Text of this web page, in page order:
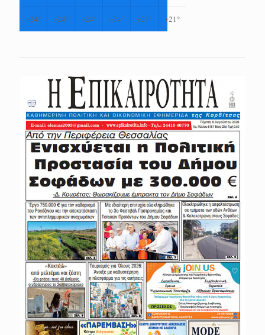
+24° +24° +24° +24° +23° +21°